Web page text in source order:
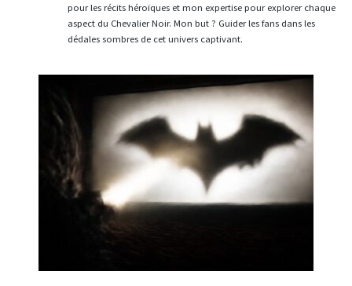
pour les récits héroïques et mon expertise pour explorer chaque
aspect du Chevalier Noir. Mon but ? Guider les fans dans les
dédales sombres de cet univers captivant.